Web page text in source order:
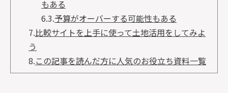
もある
6.3.予算がオーバーする可能性もある
7.比較サイトを上手に使って土地活用をしてみよ
う
8.この記事を読んだ方に人気のお役立ち資料一覧